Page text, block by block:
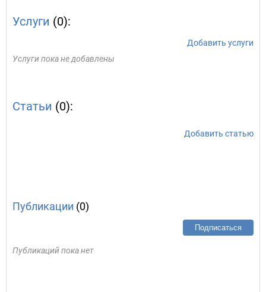
Услуги (0):
Добавить услуги
Услуги пока не добавлены
Статьи (0):
Добавить статью
Публикации (0)
Подписаться
Публикаций пока нет